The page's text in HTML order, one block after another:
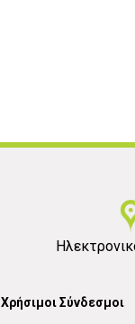
Χρήσιμοι Σύνδεσμοι